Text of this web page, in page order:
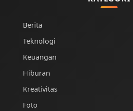
Berita
Teknologi
Keuangan
Hiburan
Kreativitas
Foto